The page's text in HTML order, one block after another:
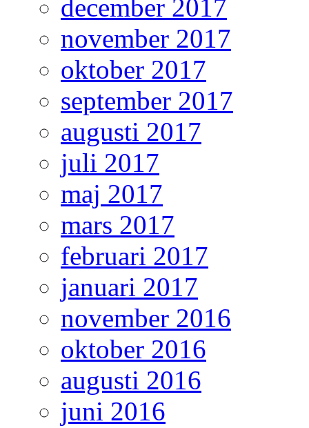
december 2017
november 2017
oktober 2017
september 2017
augusti 2017
juli 2017
maj 2017
mars 2017
februari 2017
januari 2017
november 2016
oktober 2016
augusti 2016
juni 2016